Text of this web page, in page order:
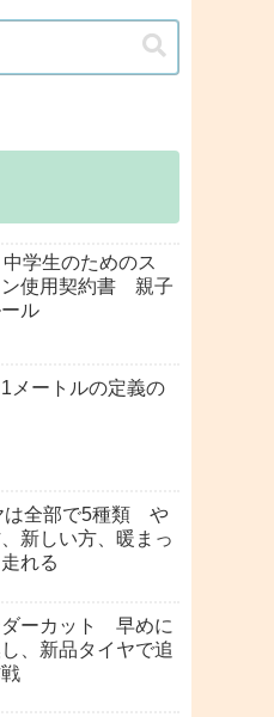
中学生のためのス
ン使用契約書 親子
ル
1メートルの定義の
は全部で5種類 や
新しい方、暖まっ
れる
ダーカット 早めに
、新品タイヤで追